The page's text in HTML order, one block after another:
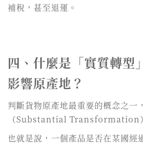
補稅，甚至退運。
四、什麼是「實質轉型
影響原產地？
判斷貨物原產地最重要的概念之一
（Substantial Transformation
也就是說，一個產品是否在某國經